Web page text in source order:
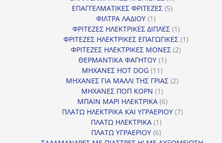
προϊόντα
ΕΠΑΓΓΕΛΜΑΤΙΚΕΣ ΦΡΙΤΕΖΕΣ 55
ΦΙΛΤΡΑ ΛΑΔΙΟΥ 11
προϊόν
ΦΡΙΤΕΖΕΣ ΗΛΕΚΤΡΙΚΕΣ ΔΙΠΛΕΣ 11
προϊόν
ΦΡΙΤΕΖΕΣ ΗΛΕΚΤΡΙΚΕΣ ΕΠΑΓΩΓΙΚΕΣ 11
ΦΡΙΤΕΖΕΣ ΗΛΕΚΤΡΙΚΕΣ ΜΟΝΕΣ 22
ΘΕΡΜΑΝΤΙΚΑ ΦΑΓΗΤΟΥ 11
ΜΗΧΑΝΕΣ HOT DOG 1111
προϊόντα
ΜΗΧΑΝΕΣ ΓΙΑ ΜΑΛΛΙ ΤΗΣ ΓΡΙΑΣ 22
ΜΗΧΑΝΕΣ ΠΟΠ ΚΟΡΝ 11
προϊόν
ΜΠΑΙΝ ΜΑΡΙ ΗΛΕΚΤΡΙΚΑ 66
προϊόντα
ΠΛΑΤΩ ΗΛΕΚΤΡΙΚΑ ΚΑΙ ΥΓΡΑΕΡΙΟΥ 77
ΠΛΑΤΩ ΗΛΕΚΤΡΙΚΑ 11
προϊόν
ΠΛΑΤΩ ΥΓΡΑΕΡΙΟΥ 66